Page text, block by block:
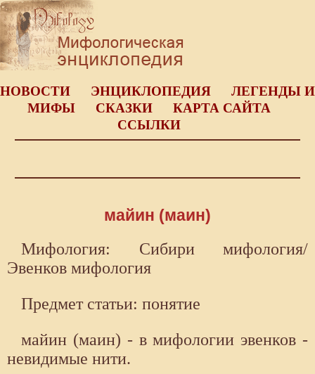
НОВОСТИ ЭНЦИКЛОПЕДИЯ
ЛЕГЕНДЫ И
МИФЫ
СКАЗКИ
КАРТА САЙТА
ССЫЛКИ
майин (маин)
Мифология: Сибири мифология/
Эвенков мифология
Предмет статьи: понятие
майин (маин) - в мифологии эвенков -
невидимые нити.